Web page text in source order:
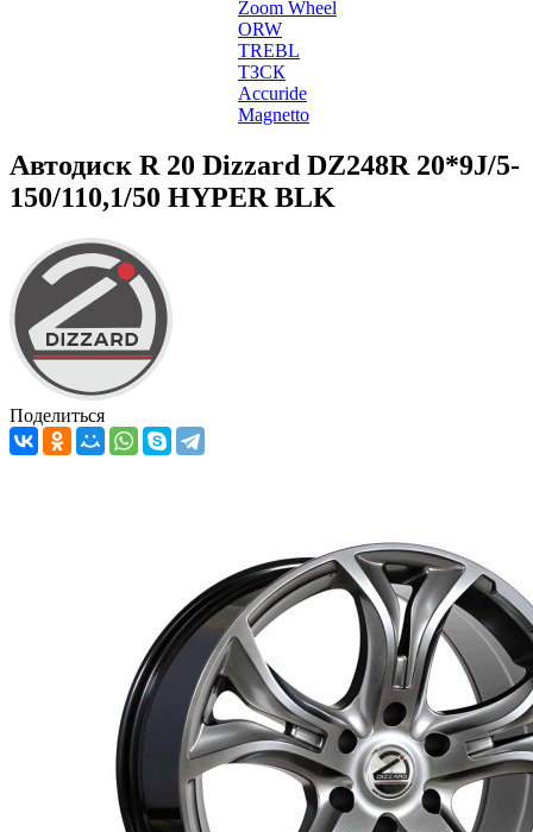
Zoom Wheel
ORW
TREBL
ТЗСК
Accuride
Magnetto
Автодиск R 20 Dizzard DZ248R 20*9J/5-
150/110,1/50 HYPER BLK
Поделиться